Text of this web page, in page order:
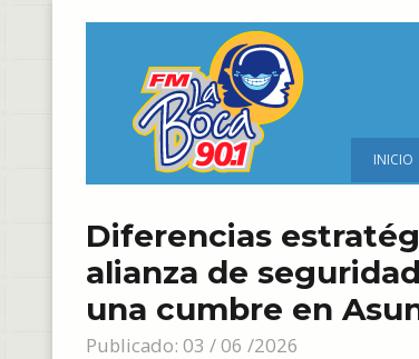
INICIO
Diferencias
alianza de
una cumbre en
Publicado: 03 / 06 /2026